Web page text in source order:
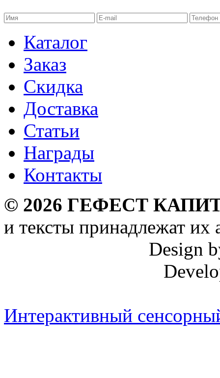
Каталог
Заказ
Скидка
Доставка
Статьи
Награды
Контакты
© 2026 ГЕФЕСТ
и тексты принадлежат их
Design
Интерактивный